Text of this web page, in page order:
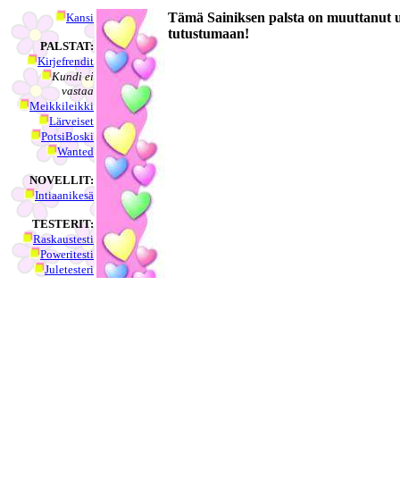
Kansi
PALSTAT:
Kirjefrendit
Kundi ei
vastaa
Meikkileikki
Lärveiset
PotsiBoski
Wanted
NOVELLIT:
Intiaanikesä
TESTERIT:
Raskaustesti
Poweritesti
Juletesteri
Tämä Sainiksen palsta on muuttanut
tutustumaan!